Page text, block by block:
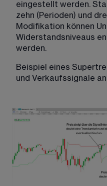
eingestellt werden.
zehn (Perioden) und
Modifikation können
Widerstandsniveaus
werden.
Beispiel eines
und Verkaufssignale